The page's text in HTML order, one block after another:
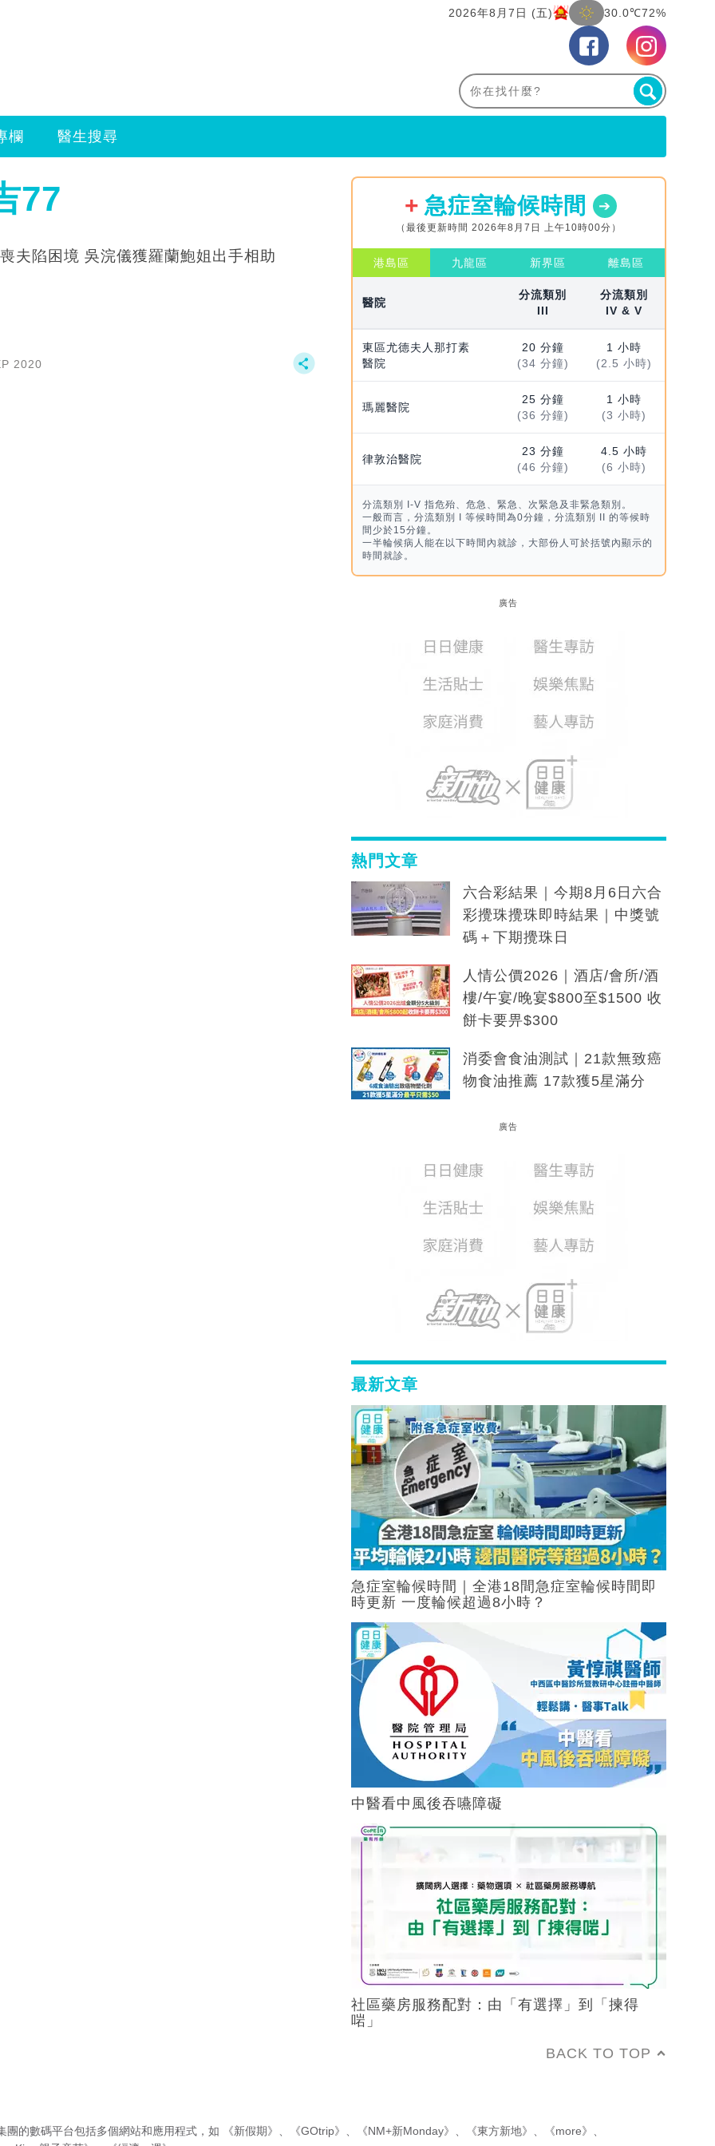
2026年8月7日 (五) 30.0℃72%
欄 醫生搜尋
77
夫陷困境 吳浣儀獲羅蘭鮑姐出手相助
2020
急症室輪候時間
（最後更新時間 2026年8月7日 上午10時00分）
港島區 九龍區 新界區 離島區
醫院
分流類別
III
分流類別
IV & V
東區尤德夫人那打素
醫院
20 分鐘
(34 分鐘)
1 小時
(2.5 小時)
瑪麗醫院
25 分鐘
(36 分鐘)
1 小時
(3 小時)
律敦治醫院
23 分鐘
(46 分鐘)
4.5 小時
(6 小時)
分流類別 I-V 指危殆、危急、緊急、次緊急及非緊急類別。
一般而言，分流類別 I 等候時間為0分鐘，分流類別 II 的等候時
間少於15分鐘。
一半輪候病人能在以下時間內就診，大部份人可於括號內顯示的
時間就診。
廣告
熱門文章
六合彩結果｜今期8月6日六合
彩攪珠攪珠即時結果｜中獎號
碼＋下期攪珠日
人情公價2026｜酒店/會所/酒
樓/午宴/晚宴$800至$1500 收
餅卡要畀$300
消委會食油測試｜21款無致癌
物食油推薦 17款獲5星滿分
廣告
最新文章
急症室輪候時間｜全港18間急症室輪候時間即
時更新 一度輪候超過8小時？
中醫看中風後吞嚥障礙
社區藥房服務配對：由「有選擇」到「揀得
啱」
BACK TO TOP
團的數碼平台包括多個網站和應用程式，如 《新假期》 、 《GOtrip》 、 《NM+新Monday》 、 《東方新地》 、 《more》 、